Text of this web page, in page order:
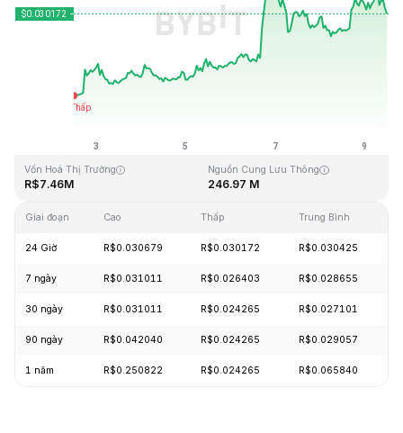
Cập Nhật Lần Cuối: 2026-08-09, 12:15 GMT+0
R$0.023019
Vốn Hoá Thị Trường
R$7.46M
Nguồn Cung Lưu Thông
246.97 M
Giai đoạn Cao Thấp Trung Bình
24 Giờ R$0.030679 R$0.030172 R$0.030425
7 ngày R$0.031011 R$0.026403 R$0.028655
30 ngày R$0.031011 R$0.024265 R$0.027101
90 ngày R$0.042040 R$0.024265 R$0.029057
1 năm R$0.250822 R$0.024265 R$0.065840